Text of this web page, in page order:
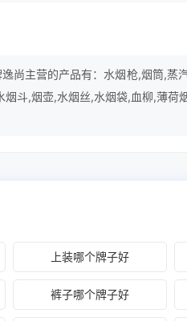
逸尚主营的产品有：水烟枪,烟筒,蒸
烟斗,烟壶,水烟丝,水烟袋,血柳,薄荷
上装哪个牌子好
裤子哪个牌子好